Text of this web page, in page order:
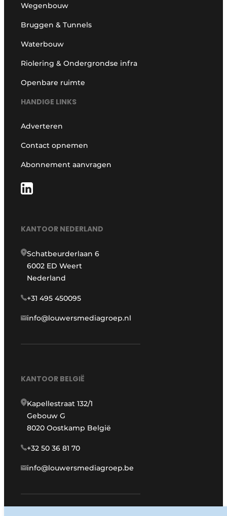
Wegenbouw
Bruggen & Tunnels
Waterbouw
Riolering & Ondergrondse infra
Openbare ruimte
HANDIGE LINKS
Adverteren
Contact opnemen
Abonnement aanvragen
KANTOOR NEDERLAND
Schatbeurderlaan 6
6002 ED Weert
Nederland
+31 495 450095
info@louwersmediagroep.nl
KANTOOR BELGIË
Kapellestraat 132/1
Gebouw G
8020 Oostkamp België
+32 50 36 81 70
info@louwersmediagroep.be